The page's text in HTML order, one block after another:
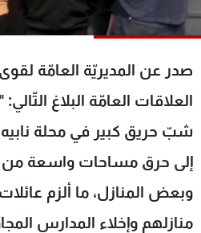
صدر عن المديريّة العامّة
شبّ حريق كبير في محلة نابيه
إلى حرق مساحات واسعة من
وبعض المنازل، ما ألزم
منازلهم وإخلاء المدارس
جدول البرامج
شاهد البرامج
عن MTV
لاعلاناتكم
وظائف
شروط
سياسة